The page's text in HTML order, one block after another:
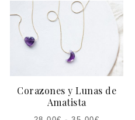
ERA:
27,00€.
18,00€.
Corazones y Lunas de
Amatista